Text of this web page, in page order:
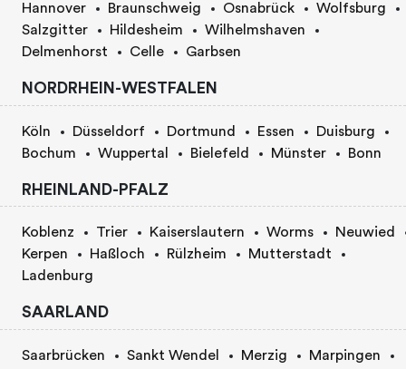
Hannover Braunschweig Osnabrück
Wolfsburg
Salzgitter
Hildesheim
Wilhelmshaven
Delmenhorst
Celle Garbsen
NORDRHEIN-WESTFALEN
Köln Düsseldorf Dortmund Essen
Duisburg
Bochum
Wuppertal Bielefeld Münster Bonn
RHEINLAND-PFALZ
Koblenz Trier Kaiserslautern Worms
Neuwied
Kerpen
Haßloch Rülzheim
Mutterstadt
Ladenburg
SAARLAND
Saarbrücken Sankt Wendel Merzig
Marpingen